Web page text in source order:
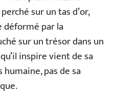
sur un tas d’or,
déformé par la
sur un trésor dans un
inspire vient de sa
pas de sa